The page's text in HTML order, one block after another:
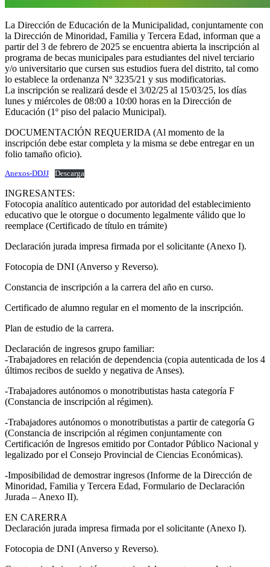
La Dirección de Educación de la Municipalidad, conjuntamente con
la Dirección de Minoridad, Familia y Tercera Edad, informan que a
partir del 3 de febrero de 2025 se encuentra abierta la inscripción al
programa de becas municipales para estudiantes del nivel terciario
y/o universitario que cursen sus estudios fuera del distrito, tal como
lo establece la ordenanza Nº 3235/21 y sus modificatorias.
La inscripción se realizará desde el 3/02/25 al 15/03/25, los días
lunes y miércoles de 08:00 a 10:00 horas en la Dirección de
Educación (1º piso del palacio Municipal).
DOCUMENTACIÓN REQUERIDA (Al momento de la
inscripción debe estar completa y la misma se debe entregar en un
folio tamaño oficio).
Anexos-DDJJ Descarga
INGRESANTES:
Fotocopia analítico autenticado por autoridad del establecimiento
educativo que le otorgue o documento legalmente válido que lo
reemplace (Certificado de título en trámite)
Declaración jurada impresa firmada por el solicitante (Anexo I).
Fotocopia de DNI (Anverso y Reverso).
Constancia de inscripción a la carrera del año en curso.
Certificado de alumno regular en el momento de la inscripción.
Plan de estudio de la carrera.
Declaración de ingresos grupo familiar:
-Trabajadores en relación de dependencia (copia autenticada de los 4
últimos recibos de sueldo y negativa de Anses).
-Trabajadores autónomos o monotributistas hasta categoría F
(Constancia de inscripción al régimen).
-Trabajadores autónomos o monotributistas a partir de categoría G
(Constancia de inscripción al régimen conjuntamente con
Certificación de Ingresos emitido por Contador Público Nacional y
legalizado por el Consejo Provincial de Ciencias Económicas).
-Imposibilidad de demostrar ingresos (Informe de la Dirección de
Minoridad, Familia y Tercera Edad, Formulario de Declaración
Jurada – Anexo II).
EN CARERRA
Declaración jurada impresa firmada por el solicitante (Anexo I).
Fotocopia de DNI (Anverso y Reverso).